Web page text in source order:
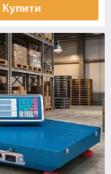
Купити